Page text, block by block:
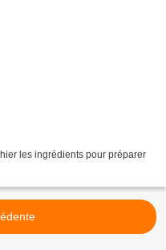
les ingrédients pour préparer